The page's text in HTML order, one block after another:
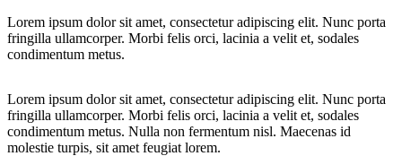
Lorem ipsum dolor sit amet, consectetur adipiscing elit. Nunc porta
fringilla ullamcorper. Morbi felis orci, lacinia a velit et, sodales
condimentum metus.
Lorem ipsum dolor sit amet, consectetur adipiscing elit. Nunc porta
fringilla ullamcorper. Morbi felis orci, lacinia a velit et, sodales
condimentum metus. Nulla non fermentum nisl. Maecenas id
molestie turpis, sit amet feugiat lorem.